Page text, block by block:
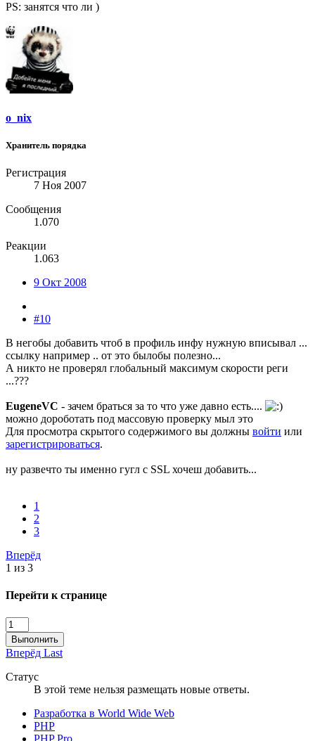
PS: занятся что ли )
o_nix
Хранитель порядка
Регистрация
7 Ноя 2007
Сообщения
1.070
Реакции
1.063
9 Окт 2008
#10
В негобы добавить чтоб в профиль инфу нужную вписывал ...
ссылку например .. от это былобы полезно...
А никто не проверял глобальный максимум скорости реги
...???
EugeneVC - зачем браться за то что уже давно есть....
можно дороботать под массовую проверку мыл это
Для просмотра скрытого содержимого вы должны войти или
зарегистрироваться.
ну развечто ты именно гугл с SSL хочеш добавить...
1
2
3
Вперёд
1 из 3
Перейти к странице
Выполнить
Вперёд Last
Статус
В этой теме нельзя размещать новые ответы.
Разработка в World Wide Web
PHP
PHP Pro